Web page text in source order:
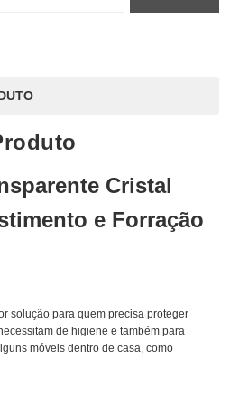
Cristal
e Forração
solução para quem precisa proteger
de higiene e também para
móveis dentro de casa, como